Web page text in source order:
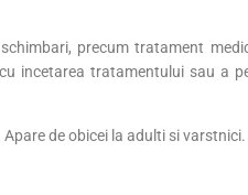
precum tratament
incetarea tratamentului sau a
de obicei la adulti si varstnici.